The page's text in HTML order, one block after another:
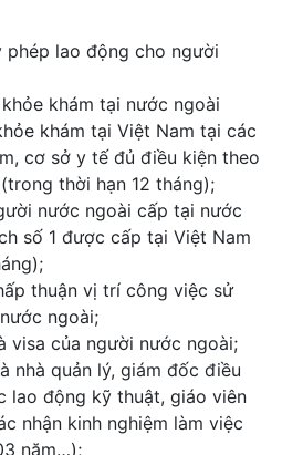
lao động cho người
khám tại nước ngoài
khám tại Việt Nam tại các
cơ sở y tế đủ điều kiện theo
thời hạn 12 tháng);
nước ngoài cấp tại nước
số 1 được cấp tại Việt Nam
thuận vị trí công việc sử
ngoài;
visa của người nước ngoài;
nhà quản lý, giám đốc điều
lao động kỹ thuật, giáo viên
nhận kinh nghiệm làm việc
năm…);